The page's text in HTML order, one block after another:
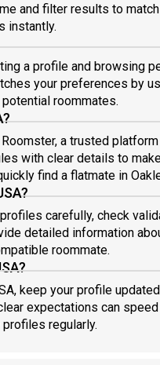
and filter results to
instantly.
a profile and browsing
your preferences by
roommates.
Roomster, a trusted
with clear details to
find a flatmate in
carefully, check
detailed information
roommate.
keep your profile
expectations can
regularly.